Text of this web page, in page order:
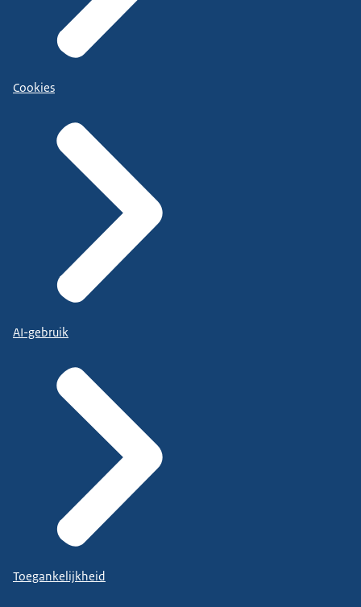
Cookies
AI-gebruik
Toegankelijkheid